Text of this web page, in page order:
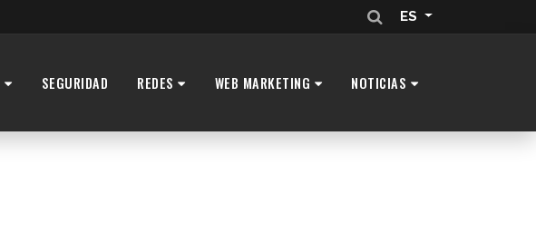
ES
SEGURIDAD REDES WEB MARKETING NOTICIAS